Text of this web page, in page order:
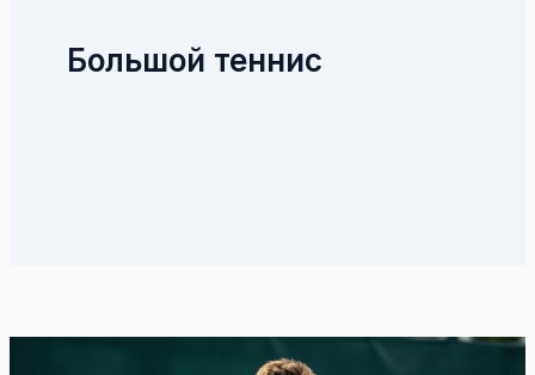
Большой теннис